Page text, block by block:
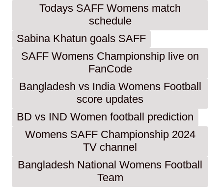
Todays SAFF Womens match
schedule
Sabina Khatun goals SAFF
SAFF Womens Championship live on
FanCode
Bangladesh vs India Womens Football
score updates
BD vs IND Women football prediction
Womens SAFF Championship 2024
TV channel
Bangladesh National Womens Football
Team